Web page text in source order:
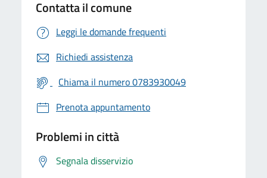
Contatta il comune
Leggi le domande frequenti
Richiedi assistenza
Chiama il numero 0783930049
Prenota appuntamento
Problemi in città
Segnala disservizio